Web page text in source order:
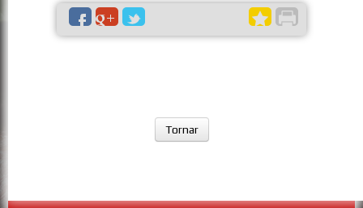
Tornar